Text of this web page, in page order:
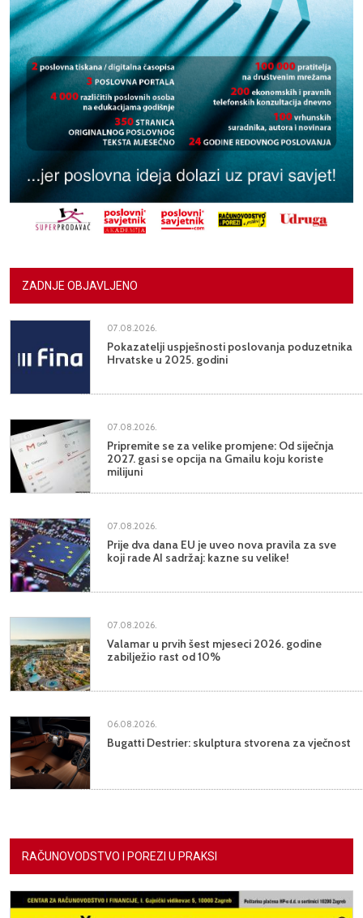
ZADNJE OBJAVLJENO
07.08.2026.
Pokazatelji uspješnosti poslovanja poduzetnika
Hrvatske u 2025. godini
07.08.2026.
Pripremite se za velike promjene: Od siječnja
2027. gasi se opcija na Gmailu koju koriste
milijuni
07.08.2026.
Prije dva dana EU je uveo nova pravila za sve
koji rade AI sadržaj: kazne su velike!
07.08.2026.
Valamar u prvih šest mjeseci 2026. godine
zabilježio rast od 10%
06.08.2026.
Bugatti Destrier: skulptura stvorena za vječnost
RAČUNOVODSTVO I POREZI U PRAKSI